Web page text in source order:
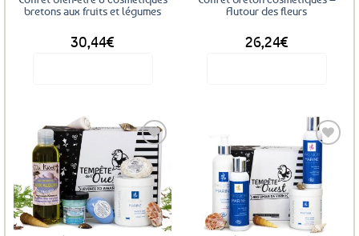
bretons aux fruits et légumes
30,44€
Autour des fleurs
26,24€
Ajouter
aux
favoris
Ajouter
aux
favoris